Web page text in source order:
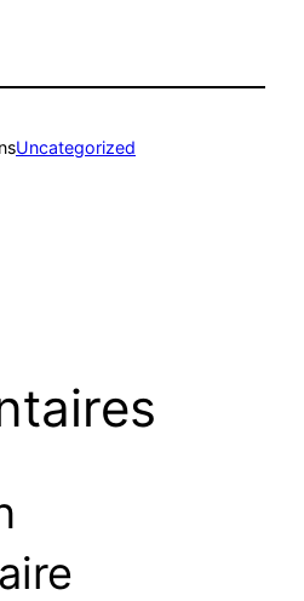
Uncategorized